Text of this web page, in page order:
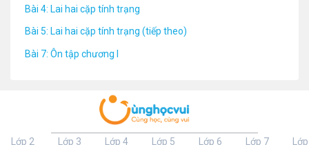
Bài 4: Lai hai cặp tính trạng
Bài 5: Lai hai cặp tính trạng (tiếp theo)
Bài 7: Ôn tập chương I
Lớp 2 Lớp 3 Lớp 4 Lớp 5 Lớp 6 Lớp 7
Lớp